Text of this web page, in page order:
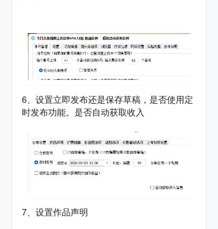
6、设置立即发布还是保存草稿，是否使用定
时发布功能。是否自动获取收入
7、设置作品声明